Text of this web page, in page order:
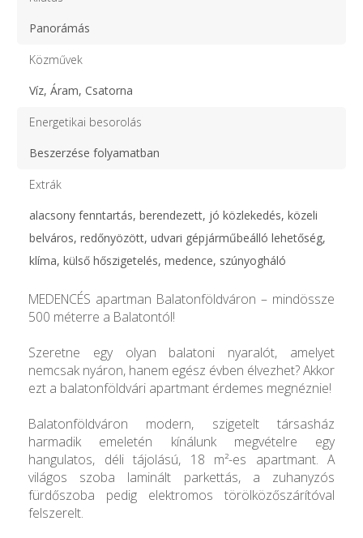
Panorámás
Közművek
Víz, Áram, Csatorna
Energetikai besorolás
Beszerzése folyamatban
Extrák
alacsony fenntartás, berendezett, jó közlekedés, közeli
belváros, redőnyözött, udvari gépjárműbeálló lehetőség,
klíma, külső hőszigetelés, medence, szúnyogháló
MEDENCÉS apartman Balatonföldváron – mindössze
500 méterre a Balatontól!
Szeretne egy olyan balatoni nyaralót, amelyet
nemcsak nyáron, hanem egész évben élvezhet? Akkor
ezt a balatonföldvári apartmant érdemes megnéznie!
Balatonföldváron modern, szigetelt társasház
harmadik emeletén kínálunk megvételre egy
hangulatos, déli tájolású, 18 m²-es apartmant. A
világos szoba laminált parkettás, a zuhanyzós
fürdőszoba pedig elektromos törölközőszárítóval
felszerelt.